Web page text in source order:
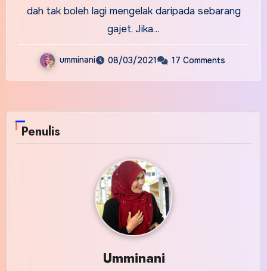
dah tak boleh lagi mengelak daripada sebarang
gajet. Jika…
umminani 08/03/2021 17 Comments
Penulis
Umminani